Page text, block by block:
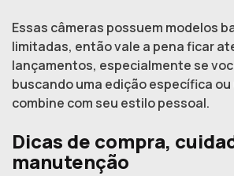
Essas câmeras possuem modelos
limitadas, então vale a pena ficar
lançamentos, especialmente se
buscando uma edição específica ou
combine com seu estilo pessoal.
Dicas de compra,
manutenção